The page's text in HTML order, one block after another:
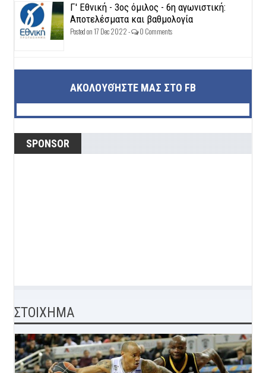
Γ' Εθνική - 3ος όμιλος - 6η αγωνιστική:
Αποτελέσματα και βαθμολογία
Posted on 17 Dec 2022 - 0 Comments
ΑΚΟΛΟΥΘΉΣΤΕ ΜΑΣ ΣΤΟ FB
SPONSOR
ΣΤΟΙΧΗΜΑ